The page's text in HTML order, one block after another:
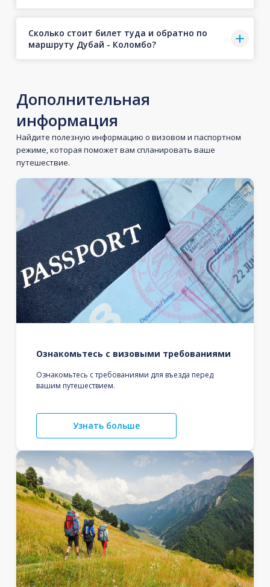
Сколько стоит билет туда и обратно по
маршруту Дубай - Коломбо?
Дополнительная
информация
Найдите полезную информацию о визовом и паспортном
режиме, которая поможет вам спланировать ваше
путешествие.
Ознакомьтесь с визовыми требованиями
Ознакомьтесь с требованиями для въезда перед
вашим путешествием.
Узнать больше